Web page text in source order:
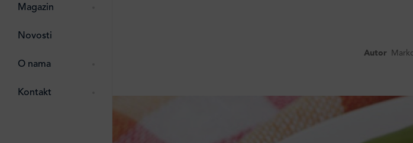
Magazin
Novosti
O nama
ostalo
Kontakt
Autor